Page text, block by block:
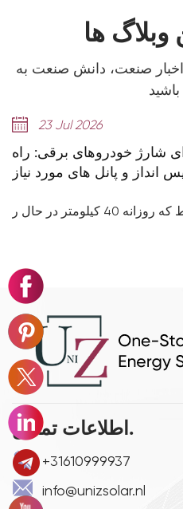
وبلاگ ها
اخبار صنعت، دانش صنعت به
23 Jul 2026
برای شارژ خودروهای برقی:
پس انداز و پانل های مورد
اطلاعات تماس.
+31610999937
info@unizsolar.nl